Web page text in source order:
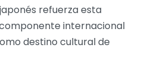
refuerza esta
internacional
destino cultural de